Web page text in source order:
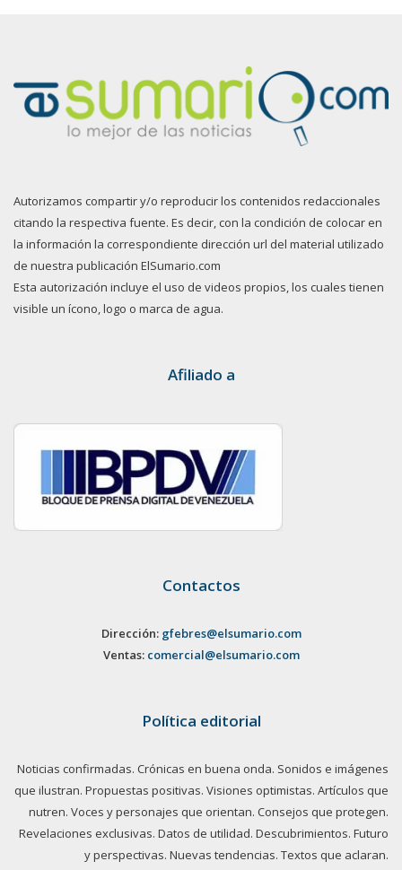
Autorizamos compartir y/o reproducir los contenidos redaccionales
citando la respectiva fuente. Es decir, con la condición de colocar en
la información la correspondiente dirección url del material utilizado
de nuestra publicación ElSumario.com
Esta autorización incluye el uso de videos propios, los cuales tienen
visible un ícono, logo o marca de agua.
Afiliado a
Contactos
Dirección: gfebres@elsumario.com
Ventas: comercial@elsumario.com
Política editorial
Noticias confirmadas. Crónicas en buena onda. Sonidos e imágenes
que ilustran. Propuestas positivas. Visiones optimistas. Artículos que
nutren. Voces y personajes que orientan. Consejos que protegen.
Revelaciones exclusivas. Datos de utilidad. Descubrimientos. Futuro
y perspectivas. Nuevas tendencias. Textos que aclaran.